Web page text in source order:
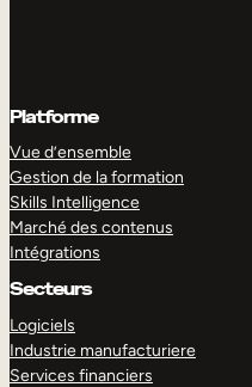
Platforme
Vue d’ensemble
Gestion de la formation
Skills Intelligence
Marché des contenus
Intégrations
Secteurs
Logiciels
Industrie manufacturiere
Services financiers